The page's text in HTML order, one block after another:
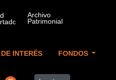
INTERÉS FONDOS